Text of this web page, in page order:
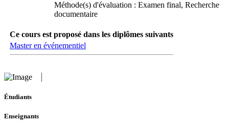
Méthode(s) d'évaluation : Examen final, Recherche
documentaire
Ce cours est proposé dans les diplômes suivants
Master en événementiel
Étudiants
Enseignants